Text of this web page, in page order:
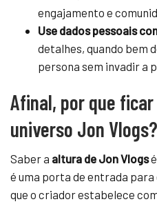
engajamento e
Use dados pessoais
detalhes, quando bem
persona sem invadir a
Afinal, por que
universo Jon Vlogs?
Saber a altura de Jon Vlogs
é uma porta de entrada
que o criador estabelece